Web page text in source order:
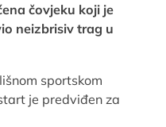
čovjeku koji je
neizbrisiv trag u
sportskom
je predviđen za